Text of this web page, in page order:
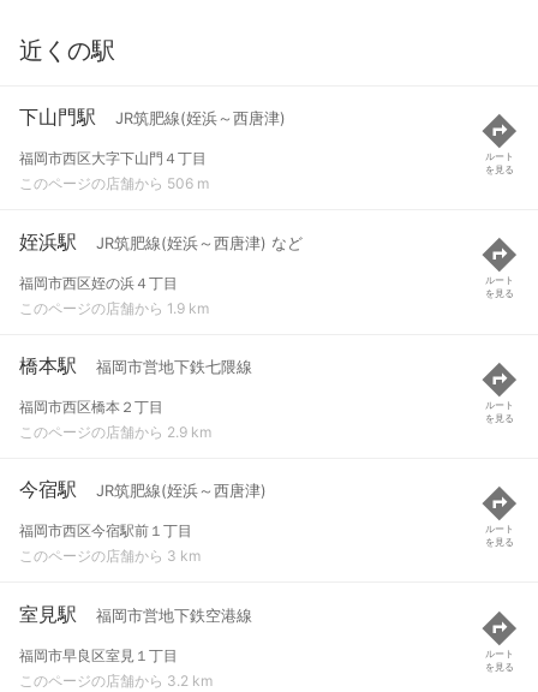
近くの駅
下山門駅 JR筑肥線(姪浜～西唐津)
福岡市西区大字下山門４丁目
このページの店舗から 506 m
ルート
を見る
姪浜駅 JR筑肥線(姪浜～西唐津) など
福岡市西区姪の浜４丁目
このページの店舗から 1.9 km
ルート
を見る
橋本駅 福岡市営地下鉄七隈線
福岡市西区橋本２丁目
このページの店舗から 2.9 km
ルート
を見る
今宿駅 JR筑肥線(姪浜～西唐津)
福岡市西区今宿駅前１丁目
このページの店舗から 3 km
ルート
を見る
室見駅 福岡市営地下鉄空港線
福岡市早良区室見１丁目
このページの店舗から 3.2 km
ルート
を見る